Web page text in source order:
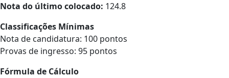
Nota do último colocado: 124.8
Classificações Mínimas
Nota de candidatura: 100 pontos
Provas de ingresso: 95 pontos
Fórmula de Cálculo